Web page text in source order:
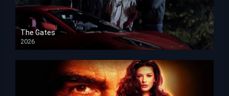
The Gates
2026
HD 1080p